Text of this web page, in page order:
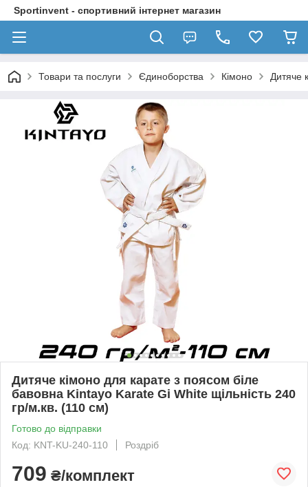
Sportinvent - спортивний інтернет магазин
Товари та послуги Єдиноборства Кімоно Дитяче
Дитяче кімоно для карате з поясом біле
бавовна Kintayo Karate Gi White щільність 240
гр/м.кв. (110 см)
Готово до відправки
Код: KNT-KU-240-110
Роздріб
709 ₴/комплект